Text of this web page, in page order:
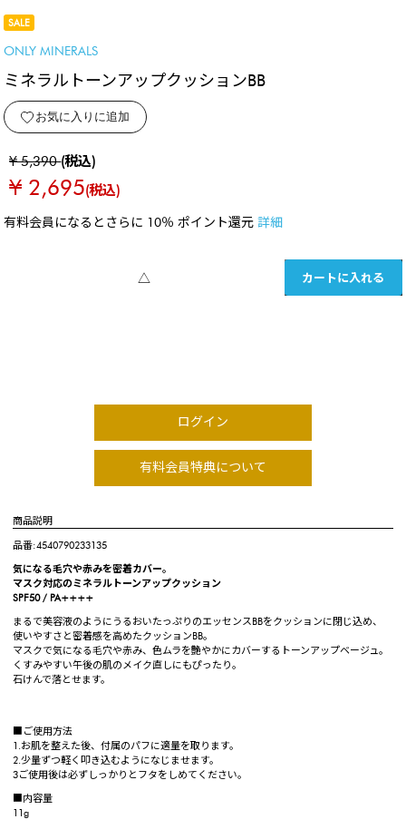
SALE
ONLY MINERALS
ミネラルトーンアップクッションBB
お気に入りに追加
¥ 5,390(税込)
¥ 2,695(税込)
有料会員になるとさらに 10％ ポイント還元詳細
△ カートに入れる
ログイン
有料会員特典について
商品説明
品番:4540790233135
気になる毛穴や赤みを密着カバー。
マスク対応のミネラルトーンアップクッション
SPF50 / PA++++
まるで美容液のようにうるおいたっぷりのエッセンスBBをクッションに閉じ込め、
使いやすさと密着感を高めたクッションBB。
マスクで気になる毛穴や赤み、色ムラを艶やかにカバーするトーンアップベージュ。
くすみやすい午後の肌のメイク直しにもぴったり。
石けんで落とせます。
■ご使用方法
1.お肌を整えた後、付属のパフに適量を取ります。
2.少量ずつ軽く叩き込むようになじませます。
3ご使用後は必ずしっかりとフタをしめてください。
■内容量
11g